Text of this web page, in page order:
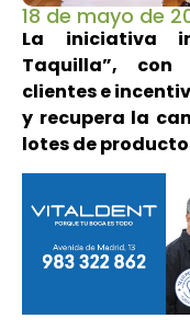
18 de mayo de
La iniciativa
Taquilla”, con
clientes e
y recupera la
lotes de